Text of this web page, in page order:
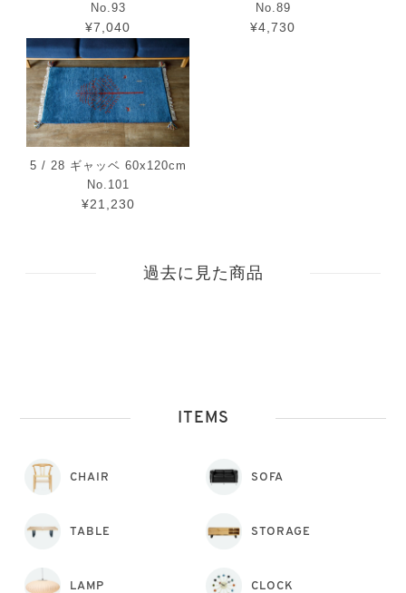
No.93
¥7,040
No.89
¥4,730
5 / 28 ギャッベ 60x120cm
No.101
¥21,230
過去に見た商品
ITEMS
CHAIR SOFA
TABLE STORAGE
LAMP CLOCK